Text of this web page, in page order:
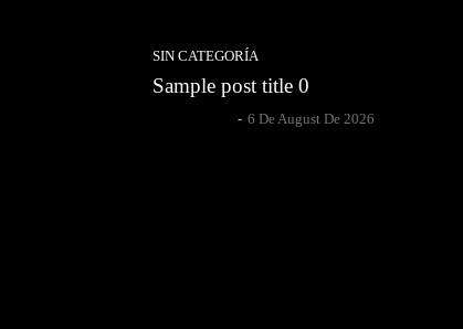
SIN CATEGORÍA
Sample post title 0
- 6 De August De 2026